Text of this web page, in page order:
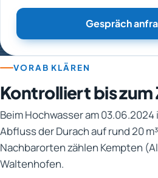
Gespräch
VORAB KLÄREN
Kontrolliert bis
Beim Hochwasser am
Abfluss der Durach auf rund 20
Nachbarorten zählen Kempten
Waltenhofen.